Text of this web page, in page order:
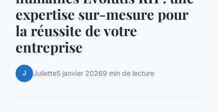
expertise sur-mesure pour
la réussite de votre
entreprise
J Juliette5 janvier 20269 min de lecture